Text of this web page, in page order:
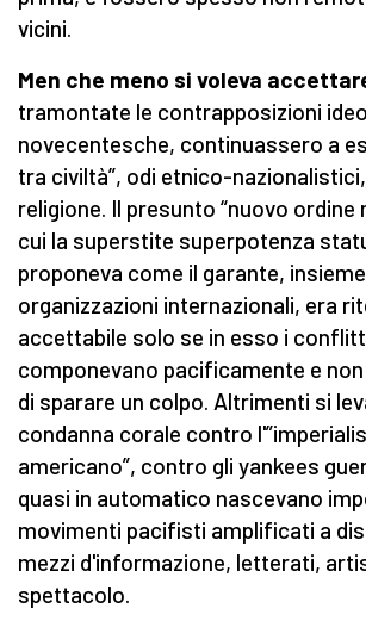
vicini.
Men che meno si voleva
tramontate le contrapposizioni
novecentesche, continuassero a
tra civiltà”, odi etnico-
religione. Il presunto “nuovo ordine
cui la superstite superpotenza
proponeva come il garante,
organizzazioni internazionali, era
accettabile solo se in esso i
componevano pacificamente e
di sparare un colpo. Altrimenti si
condanna corale contro
americano”, contro gli yankees
quasi in automatico nascevano
movimenti pacifisti amplificati a
mezzi d'informazione, letterati,
spettacolo.